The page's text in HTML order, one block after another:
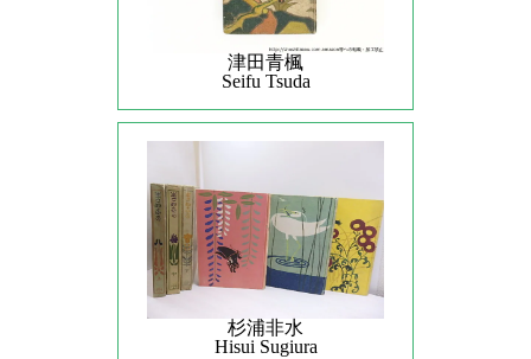
津田青楓
Seifu Tsuda
杉浦非水
Hisui Sugiura